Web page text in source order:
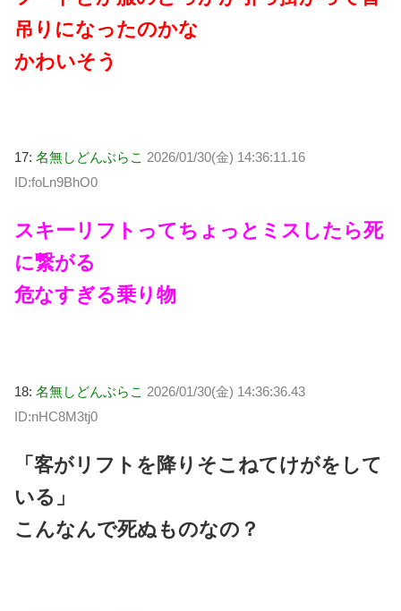
吊りになったのかな
かわいそう
17: 名無しどんぶらこ 2026/01/30(金) 14:36:11.16
ID:foLn9BhO0
スキーリフトってちょっとミスしたら死
に繋がる
危なすぎる乗り物
18: 名無しどんぶらこ 2026/01/30(金) 14:36:36.43
ID:nHC8M3tj0
「客がリフトを降りそこねてけがをして
いる」
こんなんで死ぬものなの？